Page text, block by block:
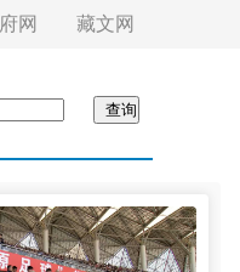
网 藏文网